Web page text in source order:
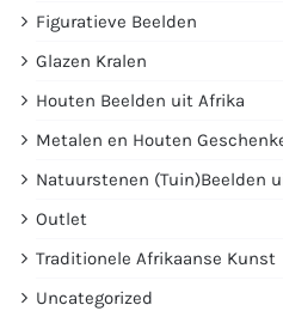
Figuratieve Beelden
Glazen Kralen
Houten Beelden uit Afrika
Metalen en Houten
Natuurstenen (Tuin)Beelden
Outlet
Traditionele Afrikaanse Kunst
Uncategorized